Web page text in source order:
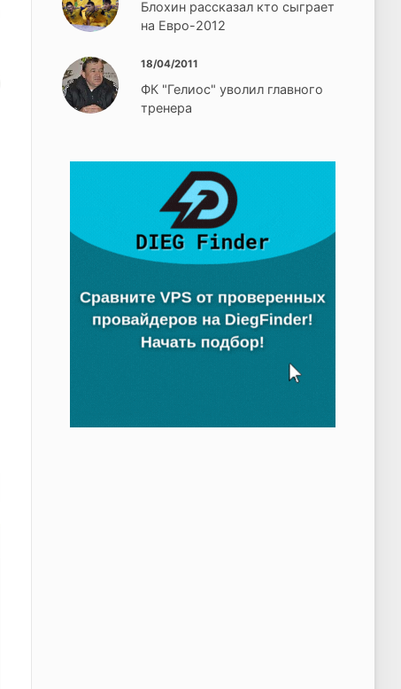
Блохин рассказал кто сыграет
на Евро-2012
18/04/2011
ФК "Гелиос" уволил главного
тренера